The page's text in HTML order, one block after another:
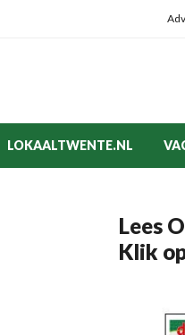
LOKAALTWENTE.NL
Lees
Klik